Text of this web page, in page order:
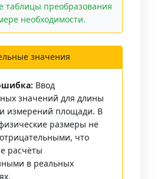
таблицы преобразования
необходимости.
значения
Ввод
значений для длины
измерений площади. В
размеры не
что
расчёты
в реальных